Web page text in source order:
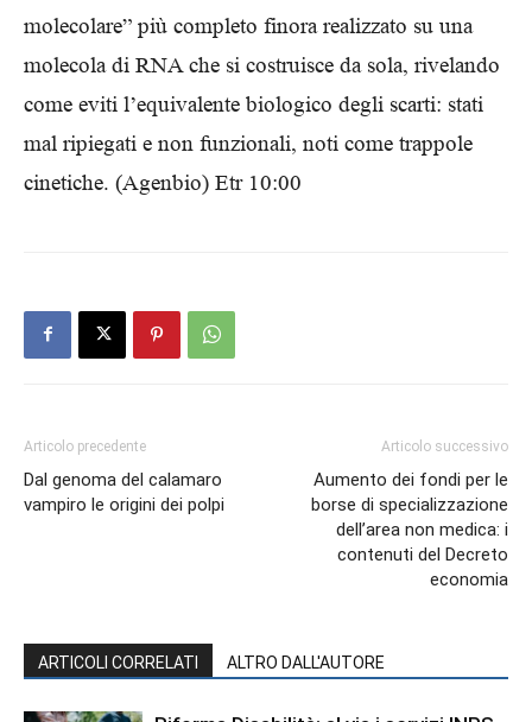
molecolare” più completo finora realizzato su una
molecola di RNA che si costruisce da sola, rivelando
come eviti l’equivalente biologico degli scarti: stati
mal ripiegati e non funzionali, noti come trappole
cinetiche. (Agenbio) Etr 10:00
Articolo precedente
Dal genoma del calamaro
vampiro le origini dei polpi
Articolo successivo
Aumento dei fondi per le
borse di specializzazione
dell’area non medica: i
contenuti del Decreto
economia
ARTICOLI CORRELATI ALTRO DALL'AUTORE